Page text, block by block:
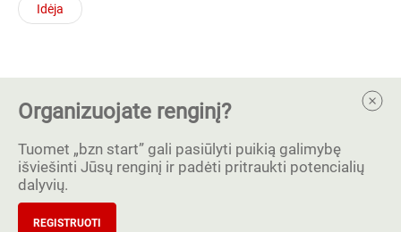
Idėja
Organizuojate renginį?
Tuomet „bzn start” gali pasiūlyti puikią galimybę
išviešinti Jūsų renginį ir padėti pritraukti potencialių
dalyvių.
REGISTRUOTI